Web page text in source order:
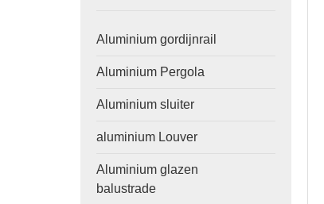
Aluminium gordijnrail
Aluminium Pergola
Aluminium sluiter
aluminium Louver
Aluminium glazen
balustrade